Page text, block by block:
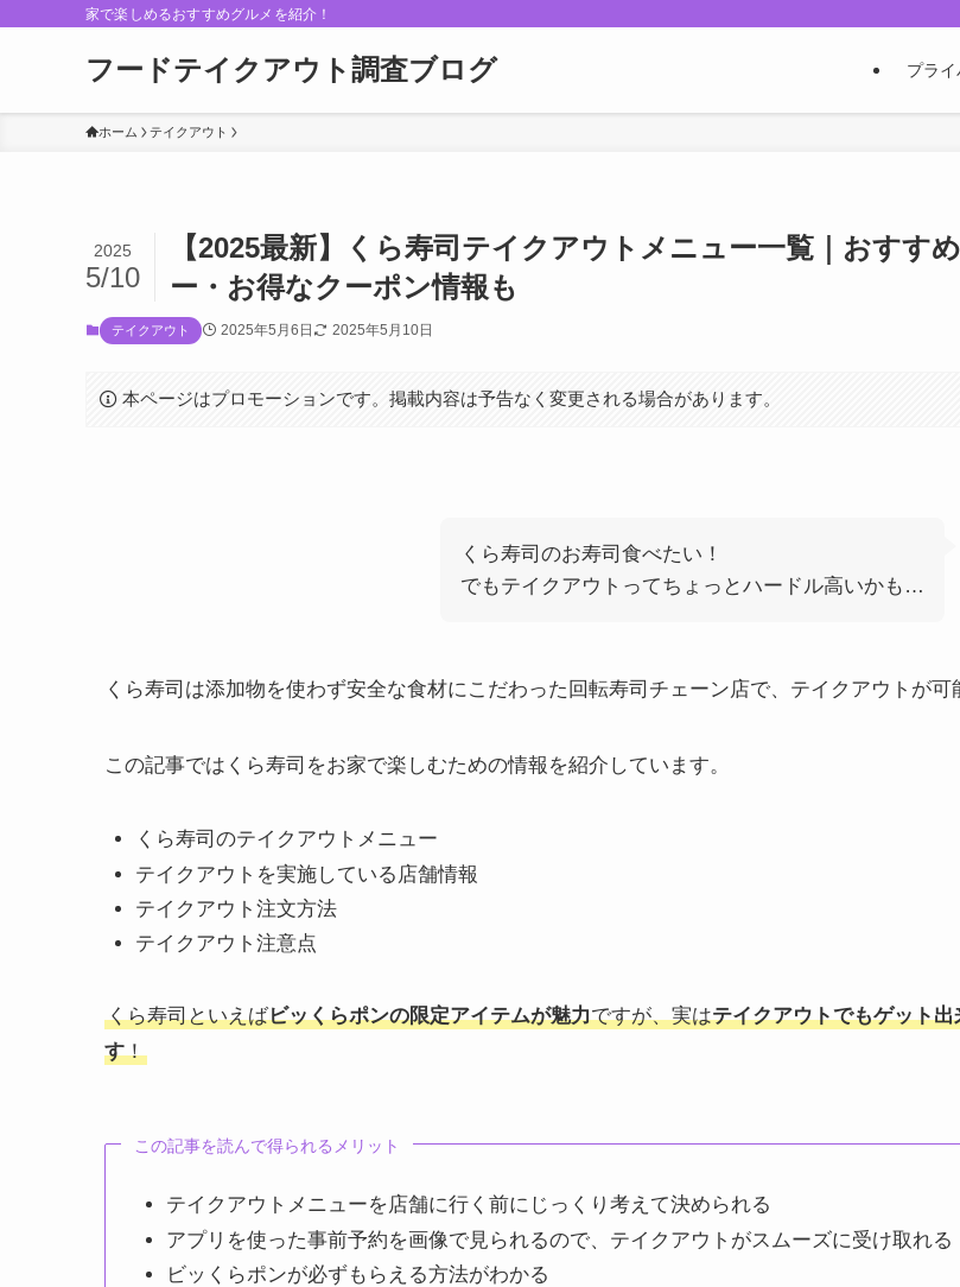
家で楽しめるおすすめグルメを紹介！
フードテイクアウト調査ブログ プラ
ホーム テイクアウト
【2025最新】くら寿司テイクアウトメニュー一覧｜おすす
ー・お得なクーポン情報も
2025
5/10
テイクアウト 2025年5月6日 2025年5月10日
本ページはプロモーションです。掲載内容は予告なく変更される場合があります。
くら寿司のお寿司食べたい！
でもテイクアウトってちょっとハードル高いかも…
くら寿司は添加物を使わず安全な食材にこだわった回転寿司チェーン店で、テイクアウトが可
この記事ではくら寿司をお家で楽しむための情報を紹介しています。
くら寿司のテイクアウトメニュー
テイクアウトを実施している店舗情報
テイクアウト注文方法
テイクアウト注意点
くら寿司といえばビッくらポンの限定アイテムが魅力ですが、実はテイクアウトでもゲット出
す！
この記事を読んで得られるメリット
テイクアウトメニューを店舗に行く前にじっくり考えて決められる
アプリを使った事前予約を画像で見られるので、テイクアウトがスムーズに受け取れる
ビッくらポンが必ずもらえる方法がわかる